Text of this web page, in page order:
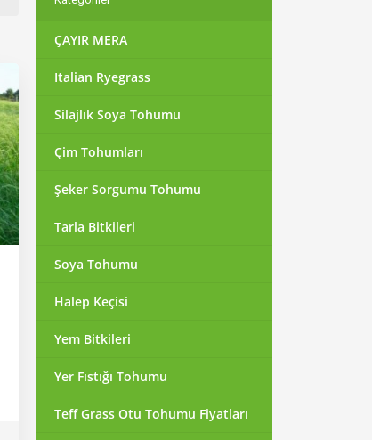
ÇAYIR MERA
Italian Ryegrass
Silajlık Soya Tohumu
Çim Tohumları
Şeker Sorgumu Tohumu
Tarla Bitkileri
Soya Tohumu
Halep Keçisi
Yem Bitkileri
Yer Fıstığı Tohumu
Teff Grass Otu Tohumu Fiyatları